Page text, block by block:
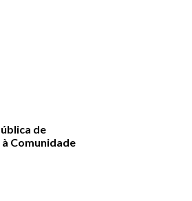
de
à Comunidade